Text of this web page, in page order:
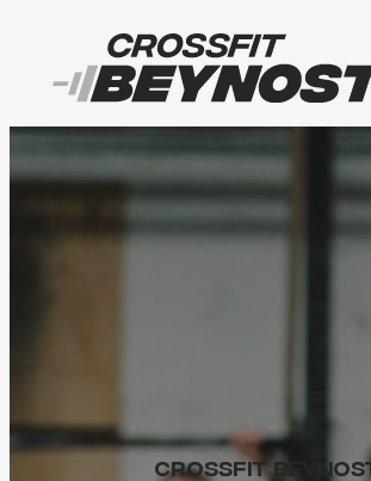
contenu
CrossFit